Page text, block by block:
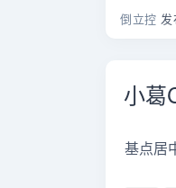
倒立控
小葛
基点居